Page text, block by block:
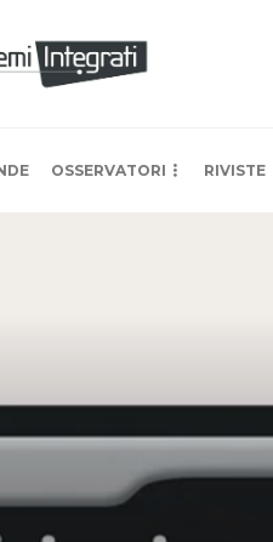
OSSERVATORI RIVISTE